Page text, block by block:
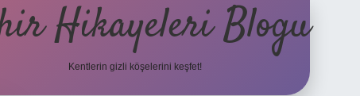
Hikayeleri Blogu
Kentlerin gizli köşelerini keşfet!